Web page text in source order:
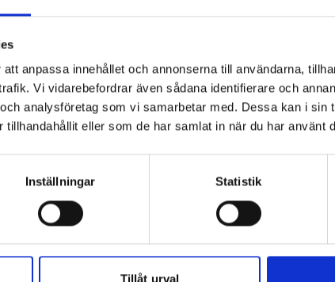
anpassa innehållet och annonserna till användarna,
Vi vidarebefordrar även sådana identifierare och
analysföretag som vi samarbetar med. Dessa kan i sin
tillhandahållit eller som de har samlat in när du har använt
Inställningar Statistik
Tillåt urval
SEK Från3 191SEK
FABRIKS
LAGERVARA